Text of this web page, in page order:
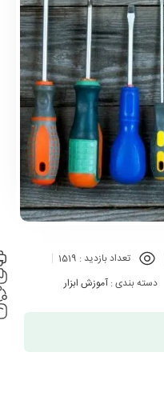
تعداد بازدید : 1519
دسته بندی :آموزش ابزار